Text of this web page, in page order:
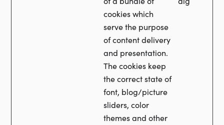
cookies which
serve the purpose
of content delivery
and presentation.
The cookies keep
the correct state of
font, blog/picture
sliders, color
themes and other